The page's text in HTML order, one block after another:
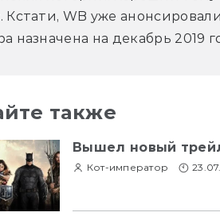
Кстати, WB уже
назначена на декабрь 2019
также
Вышел новый
Кот-император